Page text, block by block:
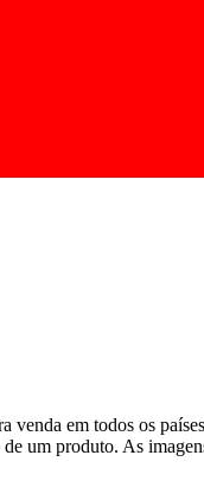
venda em todos os
um produto. As